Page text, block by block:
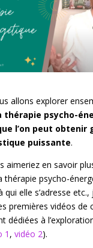
allons explorer
thérapie psycho-
l’on peut obtenir
puissante.
aimeriez en savoir
thérapie psycho-
qui elle s’adresse
premières vidéos de
dédiées à
1 , vidéo 2).